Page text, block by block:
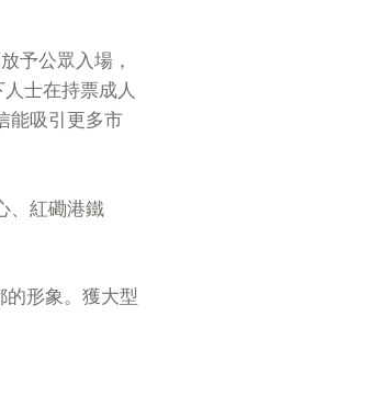
予公眾入場，
士在持票成人
能吸引更多市
、紅磡港鐵
的形象。獲大型